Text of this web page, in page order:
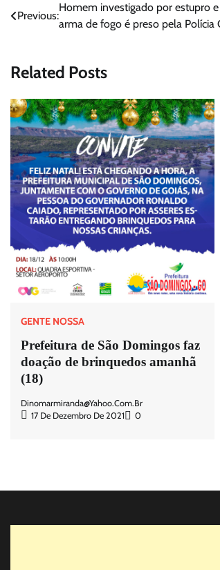
Navegação
Post
Previous:
Homem investigado por estupro
arma de fogo é preso pela Polícia
Related Posts
GENTE NOSSA
Prefeitura de São Domingos faz
doação de brinquedos amanhã
(18)
Dinomarmiranda@yahoo.com.br
17 De Dezembro De 2021
0